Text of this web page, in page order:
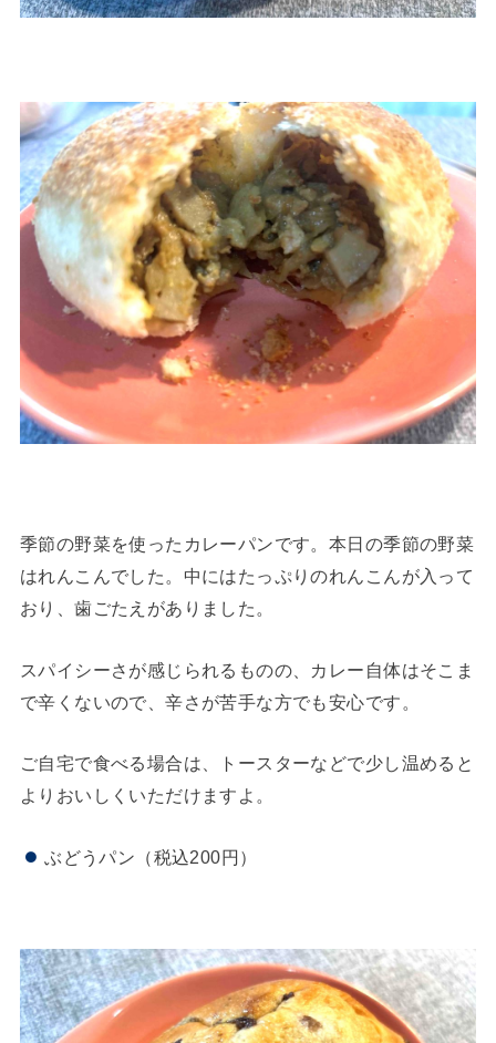
季節の野菜を使ったカレーパンです。本日の季節の野菜
はれんこんでした。中にはたっぷりのれんこんが入って
おり、歯ごたえがありました。
スパイシーさが感じられるものの、カレー自体はそこま
で辛くないので、辛さが苦手な方でも安心です。
ご自宅で食べる場合は、トースターなどで少し温めると
よりおいしくいただけますよ。
ぶどうパン（税込200円）